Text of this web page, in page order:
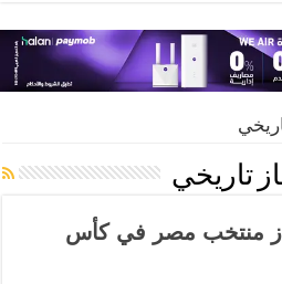
تاريخي
منتخب مصر في كأس